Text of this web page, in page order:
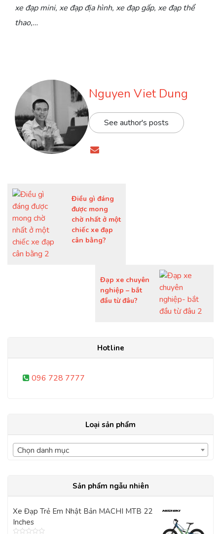
xe đạp mini, xe đạp địa hình, xe đạp gấp, xe đạp thể
thao,…
Nguyen Viet Dung
See author's posts
Điều gì đáng
được mong
chờ nhất ở một
chiếc xe đạp
cân bằng?
Đạp xe chuyên
nghiệp – bắt
đầu từ đâu?
Hotline
096 728 7777
Loại sản phẩm
Chọn danh mục
Sản phẩm ngẫu nhiên
Xe Đạp Trẻ Em Nhật Bản MACHI MTB 22
Inches